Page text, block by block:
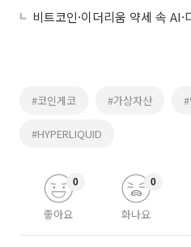
비트코인·이더리움 약세 속 AI·
#코인게코 #가상자산
#HYPERLIQUID
좋아요
0
화나요
0